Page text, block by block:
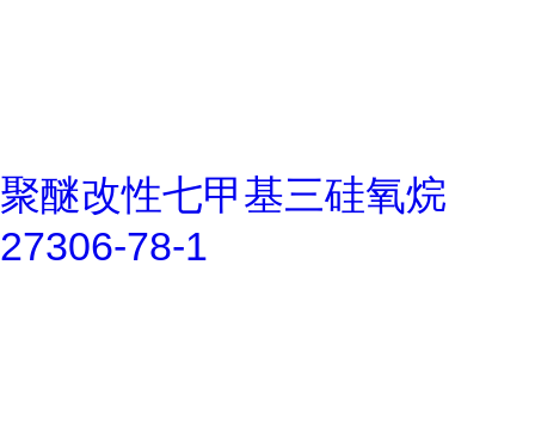
聚醚改性七甲基三硅氧烷
27306-78-1